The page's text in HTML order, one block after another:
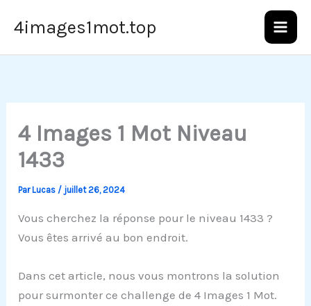
4images1mot.top
4 Images 1 Mot Niveau
1433
ParLucas / juillet 26, 2024
Vous cherchez la réponse pour le niveau 1433 ?
Vous êtes arrivé au bon endroit.
Dans cet article, nous vous montrons la solution
pour surmonter ce challenge de 4 Images 1 Mot.